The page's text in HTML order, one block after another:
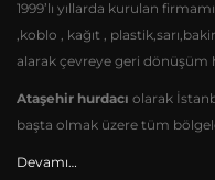
1999’lı yıllarda kurulan
,koblo , kağıt ,
alarak çevreye geri dönüşüm
Ataşehir hurdacı olarak
başta olmak üzere tüm
Devamı…